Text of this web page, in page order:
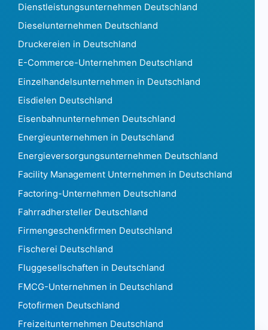
Frankreich 10.478.174
Französisch-Guayana 12.793
Französisch-Polynesien349
Das Gambia240
Georgia 1.911
Deutschland 5.740.056
Ghana3.077
Griechenland 270.131
Grönland7.880
Grenada105
Guadeloupe 49.267
Guam1.189
Guatemala 141.365
Guinea354
Guinea Bissau72
Guyana329
Haiti938
Honduras 2.039
Hong Kong 1.869.111
Ungarn 506.770
Dienstleistungsunternehmen Deutschland
Dieselunternehmen Deutschland
Druckereien in Deutschland
E-Commerce-Unternehmen Deutschland
Einzelhandelsunternehmen in Deutschland
Eisdielen Deutschland
Eisenbahnunternehmen Deutschland
Energieunternehmen in Deutschland
Energieversorgungsunternehmen Deutschland
Facility Management Unternehmen in Deutschland
Factoring-Unternehmen Deutschland
Fahrradhersteller Deutschland
Firmengeschenkfirmen Deutschland
Fischerei Deutschland
Fluggesellschaften in Deutschland
FMCG-Unternehmen in Deutschland
Fotofirmen Deutschland
Freizeitunternehmen Deutschland